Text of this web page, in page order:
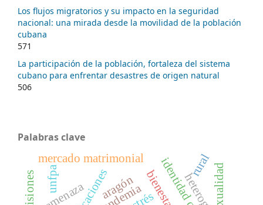
Los flujos migratorios y su impacto en la seguridad
nacional: una mirada desde la movilidad de la población
cubana
571
La participación de la población, fortaleza del sistema
cubano para enfrentar desastres de origen natural
506
Palabras clave
amenaza bienestar
mercado matrimonial
sexualidad
unfpa aragón
rural